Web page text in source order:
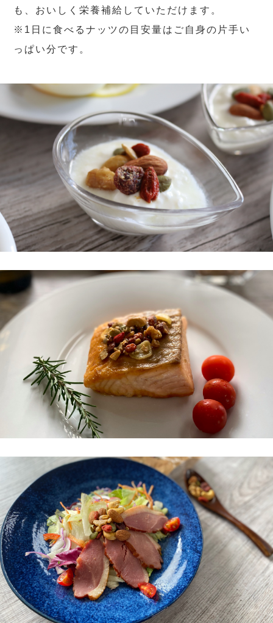
も、おいしく栄養補給していただけます。
※1日に食べるナッツの目安量はご自身の片手い
っぱい分です。